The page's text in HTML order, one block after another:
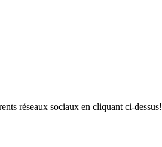
réseaux sociaux en cliquant ci-dessus!